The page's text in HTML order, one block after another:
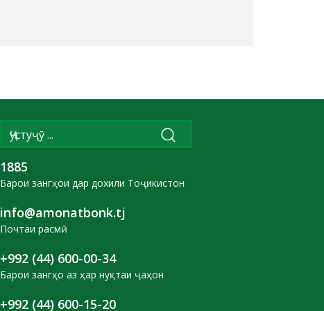
1885
Барои зангҳои дар дохили Тоҷикистон
info@amonatbonk.tj
Почтаи расмӣ
+992 (44) 600-00-34
Барои зангҳо аз ҳар нуқтаи ҷаҳон
+992 (44) 600-15-20